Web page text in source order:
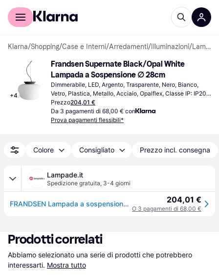
Per il tuo shopping
Klarna/Shopping/Case e Interni/Arredamenti/ Illuminazioni/ Lampade a Sospensione
+4
Frandsen Supernate Black/Opal White
Lampada a Sospensione ∅ 28cm
Dimmerabile, LED, Argento, Trasparente, Nero, Bianco,
Vetro, Plastica, Metallo, Acciaio, Opalflex, Classe IP: IP20,
Attacco Lampada: E27
Prezzo204,01 €
Da 3 pagamenti di 68,00 € con
Prova pagamenti flessibili*
Colore Consigliato Prezzo incl. consegna
Lampade.it
Spedizione gratuita, 3-4 giorni
FRANDSEN Lampada a sospensione Supernate, dimmerabile, Bianco / Opale, Soggiorno / Sala da pranzo, Vetro, Design, Lampada a sospensione 204,01 €
O 3 pagamenti di 68,00 €
Prodotti correlati
Abbiamo selezionato una serie di prodotti che potrebbero
interessarti. Mostra tutto